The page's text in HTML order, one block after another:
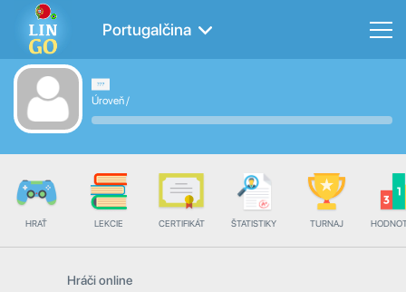
Portugalčina
Úroveň/
HRAŤ LEKCIE CERTIFIKÁT ŠTATISTIKY TURNAJ
Hráči online